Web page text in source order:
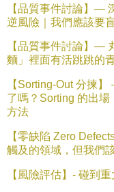
【品質事件討論】—
逆風險｜我們應該要
【品質事件討論】—
麵」裡面有活跳跳的
【 Sorting-Out分揀】
了嗎？ Sorting 的出場
方法
【零缺陷 Zero
觸及的領域，但我們
【風險評估】 - 碰到重